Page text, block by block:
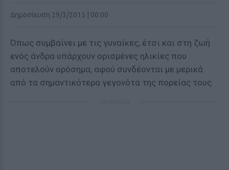
Δημοσίευση 29/3/2015 | 00:00
Όπως συμβαίνει με τις γυναίκες, έτσι και στη ζωή
ενός άνδρα υπάρχουν ορισμένες ηλικίες που
αποτελούν ορόσημα, αφού συνδέονται με μερικά
από τα σημαντικότερα γεγονότα της πορείας τους.